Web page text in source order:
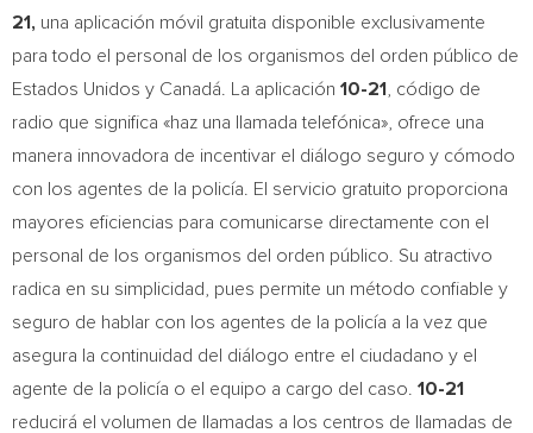
21, una aplicación móvil gratuita disponible exclusivamente
para todo el personal de los organismos del orden público de
Estados Unidos y Canadá. La aplicación 10-21
, código de
radio que significa «haz una llamada telefónica», ofrece una
manera innovadora de incentivar el diálogo seguro y cómodo
con los agentes de la policía. El servicio gratuito proporciona
mayores eficiencias para comunicarse directamente con el
personal de los organismos del orden público. Su atractivo
radica en su simplicidad, pues permite un método confiable y
seguro de hablar con los agentes de la policía a la vez que
asegura la continuidad del diálogo entre el ciudadano y el
agente de la policía o el equipo a cargo del caso. 10-21
reducirá el volumen de llamadas a los centros de llamadas de